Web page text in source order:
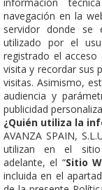
navegación en la
servidor donde se
utilizado por el
registrado el acceso
visita y recordar sus
visitas. Asimismo,
audiencia y
publicidad
¿Quién utiliza la
AVANZA SPAIN,
utilizan en el
adelante, el “Sitio
incluida en el